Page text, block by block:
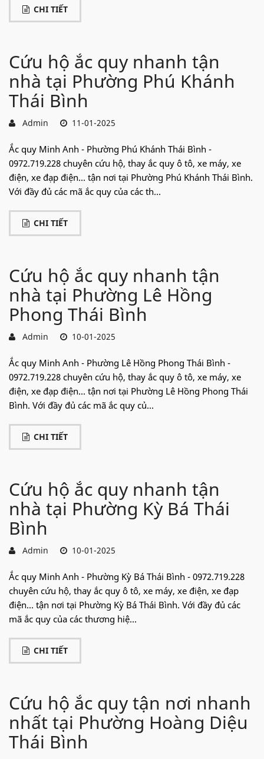
CHI TIẾT
Cứu hộ ắc quy nhanh tận
nhà tại Phường Phú Khánh
Thái Bình
Admin 11-01-2025
Ắc quy Minh Anh - Phường Phú Khánh Thái Bình -
0972.719.228 chuyên cứu hộ, thay ắc quy ô tô, xe máy, xe
điện, xe đạp điện... tận nơi tại Phường Phú Khánh Thái Bình.
Với đầy đủ các mã ắc quy của các th...
CHI TIẾT
Cứu hộ ắc quy nhanh tận
nhà tại Phường Lê Hồng
Phong Thái Bình
Admin 10-01-2025
Ắc quy Minh Anh - Phường Lê Hồng Phong Thái Bình -
0972.719.228 chuyên cứu hộ, thay ắc quy ô tô, xe máy, xe
điện, xe đạp điện... tận nơi tại Phường Lê Hồng Phong Thái
Bình. Với đầy đủ các mã ắc quy củ...
CHI TIẾT
Cứu hộ ắc quy nhanh tận
nhà tại Phường Kỳ Bá Thái
Bình
Admin 10-01-2025
Ắc quy Minh Anh - Phường Kỳ Bá Thái Bình - 0972.719.228
chuyên cứu hộ, thay ắc quy ô tô, xe máy, xe điện, xe đạp
điện... tận nơi tại Phường Kỳ Bá Thái Bình. Với đầy đủ các
mã ắc quy của các thương hiệ...
CHI TIẾT
Cứu hộ ắc quy tận nơi nhanh
nhất tại Phường Hoàng Diệu
Thái Bình